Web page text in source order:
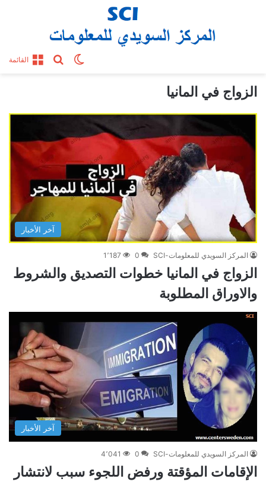
القائمةبحث عن
الوضع المظلم
الزواج في المانيا
آخر الأخبار
المركز السويدي للمعلومات-SCI 0 1٬187
الزواج في المانيا خطوات التصديق والشروط
والاوراق المطلوبة
آخر الأخبار
المركز السويدي للمعلومات-SCI 0 4٬041
الإقامات المؤقتة ورفض اللجوء سبب لانتشار